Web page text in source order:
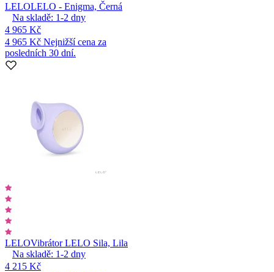
LELOLELO - Enigma, Černá
Na skladě: 1-2 dny
4 965 Kč
4 965 Kč Nejnižší cena za
posledních 30 dní.
LELOVibrátor LELO Sila, Lila
Na skladě: 1-2 dny
4 215 Kč